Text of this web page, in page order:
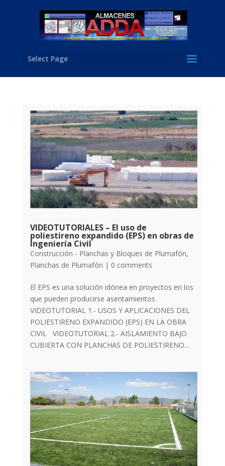
Select Page
VIDEOTUTORIALES – El uso de
poliestireno expandido (EPS) en obras de
Ingeniería Civil
Construcción - Planchas y Bloques de Plumafón,
Planchas de Plumafón | 0 comments
El EPS es una solución idónea en proyectos en los
que pueden producirse asentamientos
VIDEOTUTORIAL 1.- USOS Y APLICACIONES DEL
POLIESTIRENO EXPANDIDO (EPS) EN LA OBRA
CIVIL VIDEOTUTORIAL 2.- AISLAMIENTO BAJO
CUBIERTA CON PLANCHAS DE POLIESTIRENO...